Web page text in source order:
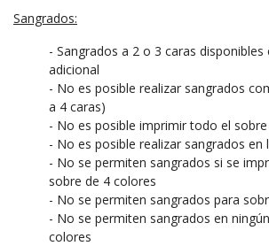
Sangrados:
- Sangrados a 2 o 3 caras
adicional
- No es posible realizar sangrados
a 4 caras)
- No es posible imprimir todo el
- No es posible realizar sangrados en
- No se permiten sangrados si se
sobre de 4 colores
- No se permiten sangrados para
- No se permiten sangrados en
colores